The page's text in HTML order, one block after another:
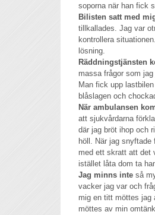
soporna när han fick
Bilisten satt med
tillkallades. Jag var
kontrollera
lösning.
Räddningstjänsten
massa frågor som
Man fick upp
blåslagen och
När ambulansen
att sjukvårdarna
där jag bröt ihop och
höll. När jag
med ett skratt att det
istället låta dom ta
Jag minns inte så
vacker jag var och
mig en titt möttes jag
möttes av min